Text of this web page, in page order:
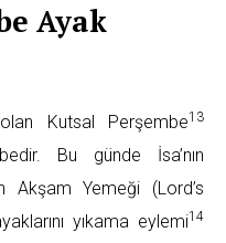
Ayak
Kutsal Perşembe13
Bu günde İsa’nın
Akşam Yemeği (Lord’s
yıkama eylemi14